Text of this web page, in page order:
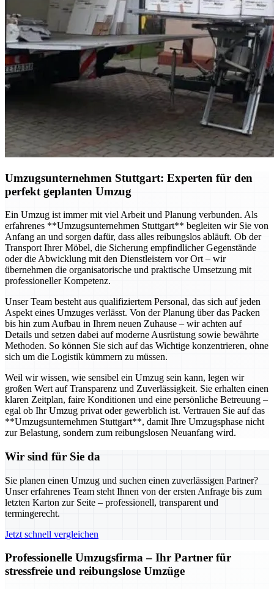
Umzugsunternehmen Stuttgart: Experten für den
perfekt geplanten Umzug
Ein Umzug ist immer mit viel Arbeit und Planung verbunden. Als
erfahrenes **Umzugsunternehmen Stuttgart** begleiten wir Sie von
Anfang an und sorgen dafür, dass alles reibungslos abläuft. Ob der
Transport Ihrer Möbel, die Sicherung empfindlicher Gegenstände
oder die Abwicklung mit den Dienstleistern vor Ort – wir
übernehmen die organisatorische und praktische Umsetzung mit
professioneller Kompetenz.
Unser Team besteht aus qualifiziertem Personal, das sich auf jeden
Aspekt eines Umzuges verlässt. Von der Planung über das Packen
bis hin zum Aufbau in Ihrem neuen Zuhause – wir achten auf
Details und setzen dabei auf moderne Ausrüstung sowie bewährte
Methoden. So können Sie sich auf das Wichtige konzentrieren, ohne
sich um die Logistik kümmern zu müssen.
Weil wir wissen, wie sensibel ein Umzug sein kann, legen wir
großen Wert auf Transparenz und Zuverlässigkeit. Sie erhalten einen
klaren Zeitplan, faire Konditionen und eine persönliche Betreuung –
egal ob Ihr Umzug privat oder gewerblich ist. Vertrauen Sie auf das
**Umzugsunternehmen Stuttgart**, damit Ihre Umzugsphase nicht
zur Belastung, sondern zum reibungslosen Neuanfang wird.
Wir sind für Sie da
Sie planen einen Umzug und suchen einen zuverlässigen Partner?
Unser erfahrenes Team steht Ihnen von der ersten Anfrage bis zum
letzten Karton zur Seite – professionell, transparent und
termingerecht.
Jetzt schnell vergleichen
Professionelle Umzugsfirma – Ihr Partner für
stressfreie und reibungslose Umzüge